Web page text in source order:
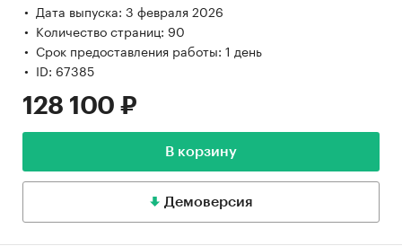
Дата выпуска: 3 февраля 2026
Количество страниц: 90
Срок предоставления работы: 1 день
ID: 67385
128 100 ₽
В корзину
Демоверсия